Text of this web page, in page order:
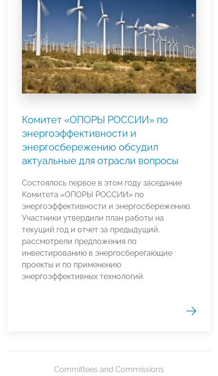
Комитет «ОПОРЫ РОССИИ» по
энергоэффективности и
энергосбережению обсудил
актуальные для отрасли вопросы
Состоялось первое в этом году заседание
Комитета «ОПОРЫ РОССИИ» по
энергоэффективности и энергосбережению.
Участники утвердили план работы на
текущий год и отчет за предыдущий,
рассмотрели предложения по
инвестированию в энергосберегающие
проекты и по применению
энергоэффективных технологий.
Committees and Commissions